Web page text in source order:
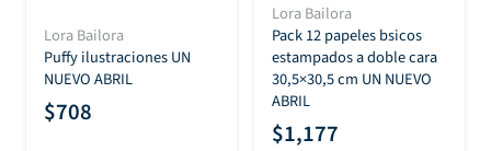
Lora Bailora
Puffy ilustraciones UN
NUEVO ABRIL
$708
Lora Bailora
Pack 12 papeles bsicos
estampados a doble cara
30,5×30,5 cm UN NUEVO
ABRIL
$1,177